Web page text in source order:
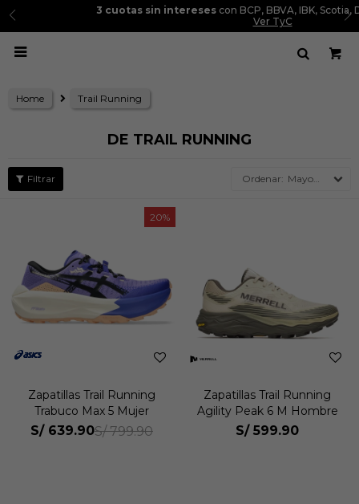
3 cuotas sin interesescon BCP, BBVA, IBK, Scotia, Diners y Cencosud.

Home Trail Running
DE TRAIL RUNNING
Mayor precio
20
Zapatillas Trail Running
Trabuco Max 5 Mujer
S/ 639.90S/ 799.90
Zapatillas Trail Running
Agility Peak 6 M Hombre
S/ 599.90